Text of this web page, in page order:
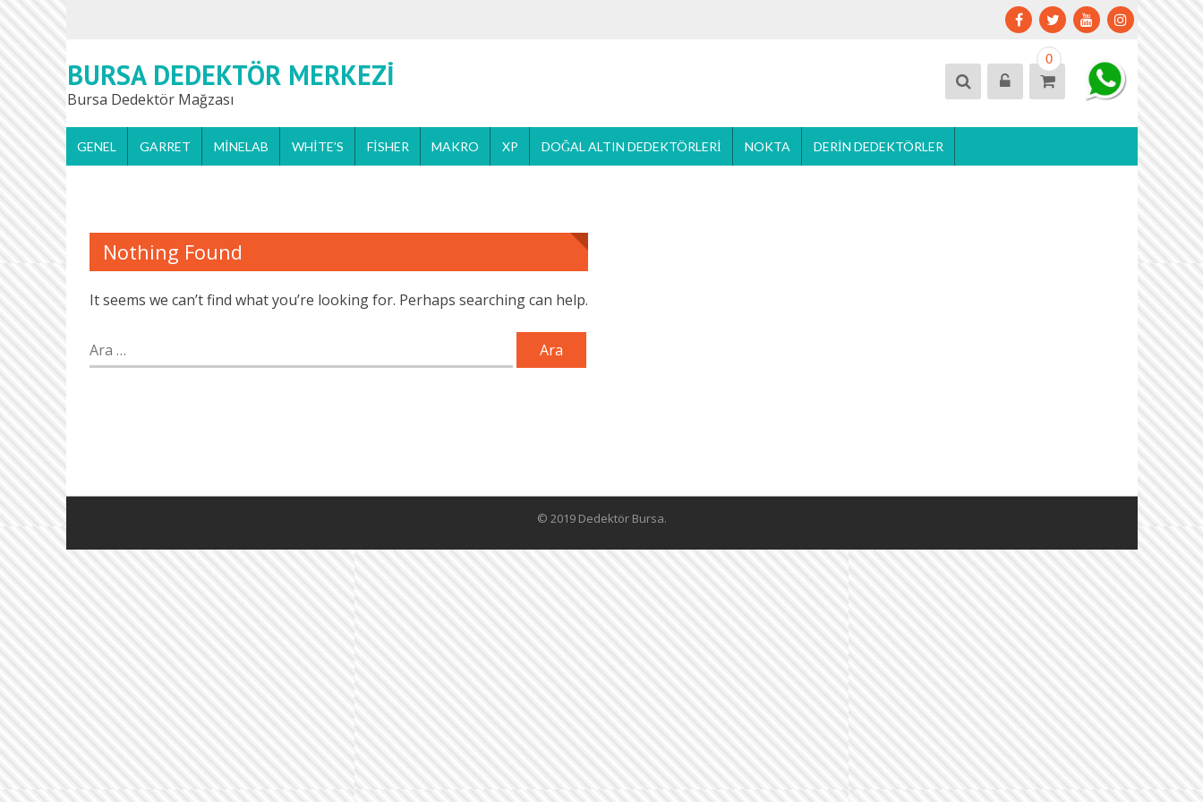
BURSA DEDEKTÖR MERKEZI
Bursa Dedektör Mağzası
0
GENEL GARRET MINELAB WHITE’S FISHER MAKRO XP DOĞAL ALTIN DEDEKTÖRLERI NOKTA DERIN DEDEKTÖRLER
Nothing Found
It seems we can’t find what you’re looking for. Perhaps searching can help.
Arama:
© 2019 Dedektör Bursa.